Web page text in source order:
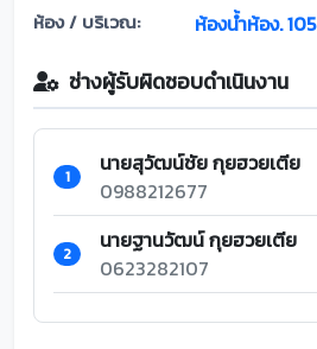
ห้อง / บริเวณ: ห้องน้ำห้อง. 105
ช่างผู้รับผิดชอบดำเนินงาน
1 นายสุวัฒน์ชัย กุยฮวยเตีย
0988212677
2 นายฐานวัฒน์ กุยฮวยเตีย
0623282107